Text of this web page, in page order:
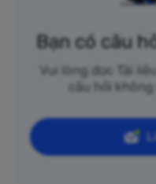
Bạn có câu
Vui lòng đọc Tài
câu hỏi